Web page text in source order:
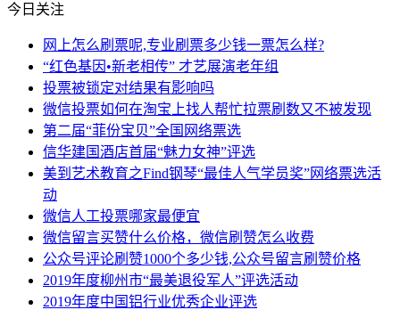
今日关注
网上怎么刷票呢,专业刷票多少钱一票怎么样?
“红色基因•新老相传” 才艺展演老年组
投票被锁定对结果有影响吗
微信投票如何在淘宝上找人帮忙拉票刷数又不被发现
第二届“菲份宝贝”全国网络票选
信华建国酒店首届“魅力女神”评选
美到艺术教育之Find钢琴“最佳人气学员奖”网络票选活
动
微信人工投票哪家最便宜
微信留言买赞什么价格，微信刷赞怎么收费
公众号评论刷赞1000个多少钱,公众号留言刷赞价格
2019年度柳州市“最美退役军人”评选活动
2019年度中国铝行业优秀企业评选